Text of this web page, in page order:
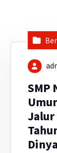
SMP
Jalur